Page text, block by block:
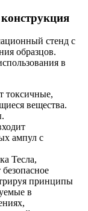
стенд с
образцов.
в
токсичные,
вещества.
ампул с
Тесла,
принципы
в